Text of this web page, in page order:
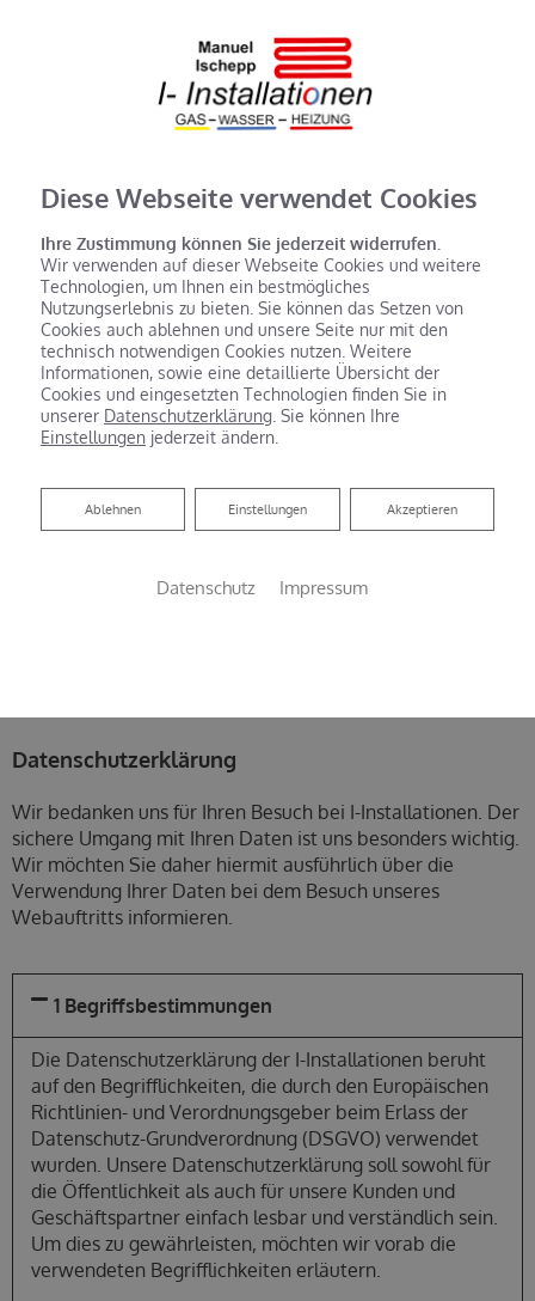
Datenschutzerklärung
Wir bedanken uns für Ihren Besuch bei I-Installationen. Der
sichere Umgang mit Ihren Daten ist uns besonders wichtig.
Wir möchten Sie daher hiermit ausführlich über die
Verwendung Ihrer Daten bei dem Besuch unseres
Webauftritts informieren.
1 Begriffsbestimmungen
Die Datenschutzerklärung der I-Installationen beruht
auf den Begrifflichkeiten, die durch den Europäischen
Richtlinien- und Verordnungsgeber beim Erlass der
Datenschutz-Grundverordnung (DSGVO) verwendet
wurden. Unsere Datenschutzerklärung soll sowohl für
die Öffentlichkeit als auch für unsere Kunden und
Geschäftspartner einfach lesbar und verständlich sein.
Um dies zu gewährleisten, möchten wir vorab die
verwendeten Begrifflichkeiten erläutern.
Diese Webseite verwendet Cookies
Ihre Zustimmung können Sie jederzeit widerrufen.
Wir verwenden auf dieser Webseite Cookies und weitere
Technologien, um Ihnen ein bestmögliches
Nutzungserlebnis zu bieten. Sie können das Setzen von
Cookies auch ablehnen und unsere Seite nur mit den
technisch notwendigen Cookies nutzen. Weitere
Informationen, sowie eine detaillierte Übersicht der
Cookies und eingesetzten Technologien finden Sie in
unserer Datenschutzerklärung . Sie können Ihre
Einstellungen jederzeit ändern.
Akzeptieren
Einstellungen
Ablehnen
Ablehnen
Datenschutz Impressum